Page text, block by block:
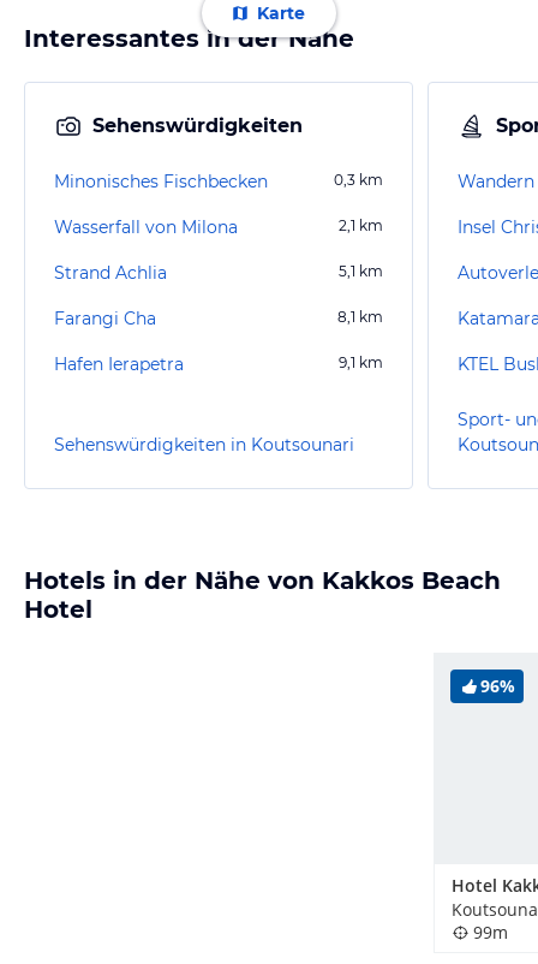
Karte
Interessantes in der Nähe
Sehenswürdigkeiten
Minonisches Fischbecken 0,3 km
Wasserfall von Milona 2,1 km
Strand Achlia 5,1 km
Farangi Cha 8,1 km
Hafen Ierapetra 9,1 km
Sehenswürdigkeiten in Koutsounari
Insel
Sport-
Hotels in der Nähe von Kakkos Beach
Hotel
96%
Hotel
99m